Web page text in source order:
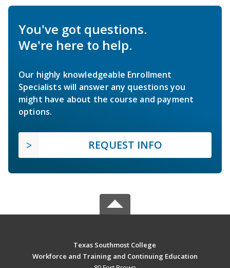
You've got questions.
We're here to help.
Our highly knowledgeable Enrollment
Specialists will answer any questions you
might have about the course and payment
options.
REQUEST INFO
Texas Southmost College
Workforce and Training and Continuing Education